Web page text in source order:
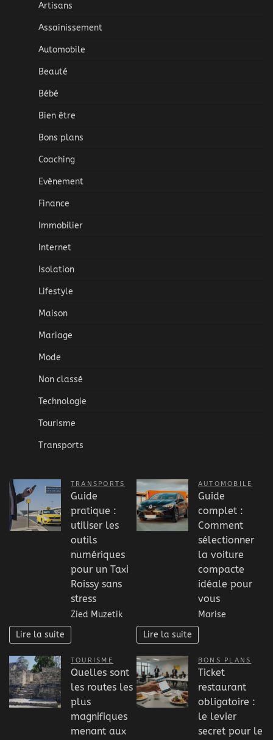
Artisans
Assainissement
Automobile
Beauté
Bébé
Bien être
Bons plans
Coaching
Evènement
Finance
Immobilier
Internet
Isolation
Lifestyle
Maison
Mariage
Mode
Non classé
Technologie
Tourisme
Transports
TRANSPORTS
Guide
pratique :
utiliser les
outils
numériques
pour un Taxi
Roissy sans
stress
Zied Muzetik
Lire la suite
AUTOMOBILE
Guide
complet :
Comment
sélectionner
la voiture
compacte
idéale pour
vous
Marise
Lire la suite
TOURISME
Quelles sont
les routes les
plus
magnifiques
menant aux
BONS PLANS
Ticket
restaurant
obligatoire :
le levier
secret pour le